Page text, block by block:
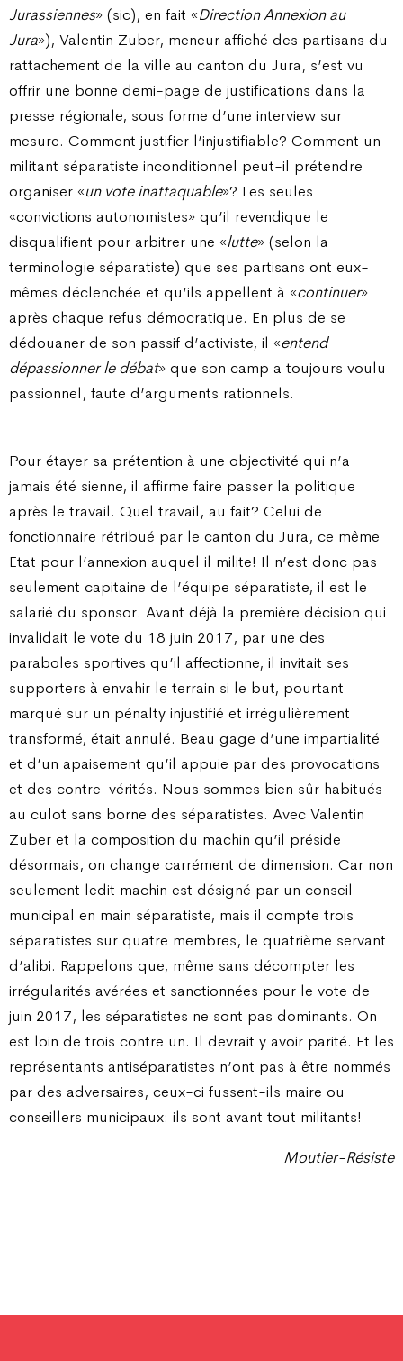
Jurassiennes» (sic), en fait «Direction Annexion au
Jura»), Valentin Zuber, meneur affiché des partisans du
rattachement de la ville au canton du Jura, s’est vu
offrir une bonne demi-page de justifications dans la
presse régionale, sous forme d’une interview sur
mesure. Comment justifier l’injustifiable? Comment un
militant séparatiste inconditionnel peut-il prétendre
organiser «un vote inattaquable»? Les seules
«convictions autonomistes» qu’il revendique le
disqualifient pour arbitrer une «lutte» (selon la
terminologie séparatiste) que ses partisans ont eux-
mêmes déclenchée et qu’ils appellent à «continuer»
après chaque refus démocratique. En plus de se
dédouaner de son passif d’activiste, il «entend
dépassionner le débat» que son camp a toujours voulu
passionnel, faute d’arguments rationnels.
Pour étayer sa prétention à une objectivité qui n’a
jamais été sienne, il affirme faire passer la politique
après le travail. Quel travail, au fait? Celui de
fonctionnaire rétribué par le canton du Jura, ce même
Etat pour l’annexion auquel il milite! Il n’est donc pas
seulement capitaine de l’équipe séparatiste, il est le
salarié du sponsor. Avant déjà la première décision qui
invalidait le vote du 18 juin 2017, par une des
paraboles sportives qu’il affectionne, il invitait ses
supporters à envahir le terrain si le but, pourtant
marqué sur un pénalty injustifié et irrégulièrement
transformé, était annulé. Beau gage d’une impartialité
et d’un apaisement qu’il appuie par des provocations
et des contre-vérités. Nous sommes bien sûr habitués
au culot sans borne des séparatistes. Avec Valentin
Zuber et la composition du machin qu’il préside
désormais, on change carrément de dimension. Car non
seulement ledit machin est désigné par un conseil
municipal en main séparatiste, mais il compte trois
séparatistes sur quatre membres, le quatrième servant
d’alibi. Rappelons que, même sans décompter les
irrégularités avérées et sanctionnées pour le vote de
juin 2017, les séparatistes ne sont pas dominants. On
est loin de trois contre un. Il devrait y avoir parité. Et les
représentants antiséparatistes n’ont pas à être nommés
par des adversaires, ceux-ci fussent-ils maire ou
conseillers municipaux: ils sont avant tout militants!
Moutier-Résiste